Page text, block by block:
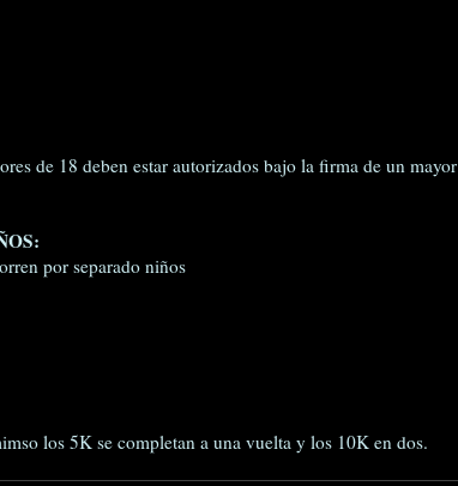
de 18 deben estar autorizados bajo la firma de un mayor
por separado niños
los 5K se completan a una vuelta y los 10K en dos.